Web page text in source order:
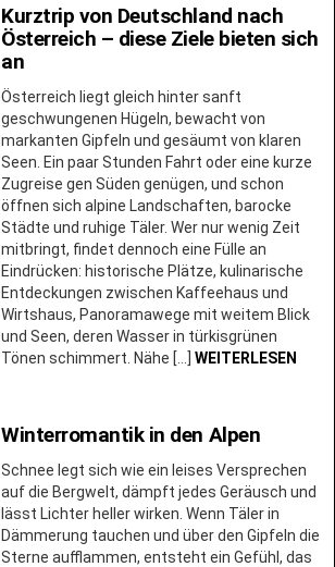
Kurztrip von Deutschland nach
Österreich – diese Ziele bieten sich
an
Österreich liegt gleich hinter sanft
geschwungenen Hügeln, bewacht von
markanten Gipfeln und gesäumt von klaren
Seen. Ein paar Stunden Fahrt oder eine kurze
Zugreise gen Süden genügen, und schon
öffnen sich alpine Landschaften, barocke
Städte und ruhige Täler. Wer nur wenig Zeit
mitbringt, findet dennoch eine Fülle an
Eindrücken: historische Plätze, kulinarische
Entdeckungen zwischen Kaffeehaus und
Wirtshaus, Panoramawege mit weitem Blick
und Seen, deren Wasser in türkisgrünen
Tönen schimmert. Nähe […] WEITERLESEN
Winterromantik in den Alpen
Schnee legt sich wie ein leises Versprechen
auf die Bergwelt, dämpft jedes Geräusch und
lässt Lichter heller wirken. Wenn Täler in
Dämmerung tauchen und über den Gipfeln die
Sterne aufflammen, entsteht ein Gefühl, das